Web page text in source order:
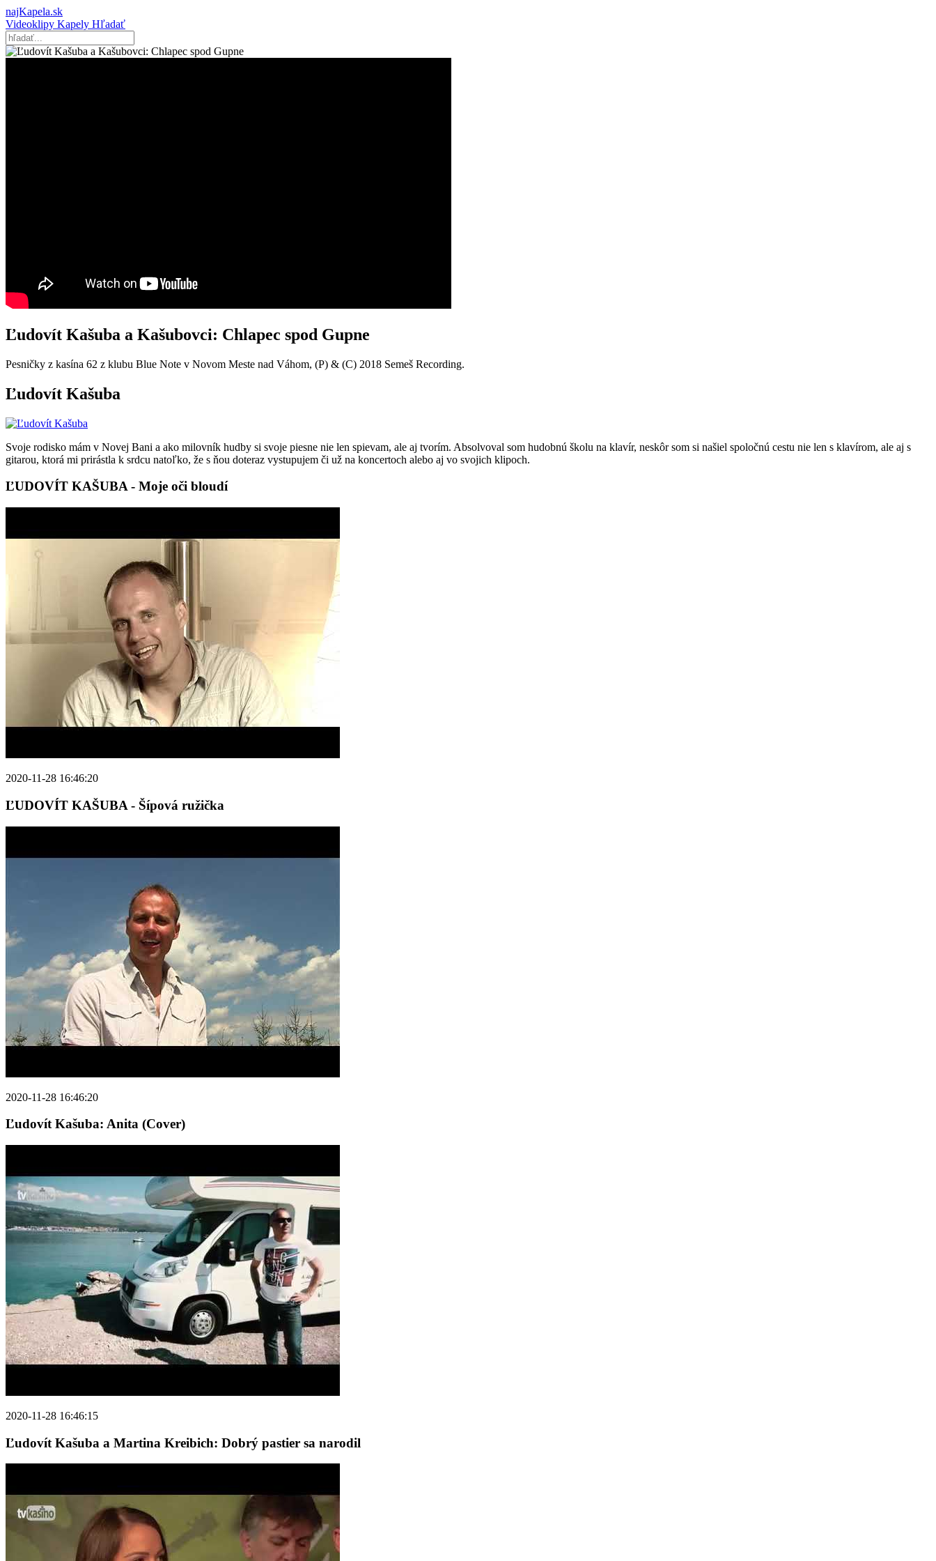
najKapela.sk
Videoklipy Kapely Hľadať
Ľudovít Kašuba a Kašubovci: Chlapec spod Gupne
Pesničky z kasína 62 z klubu Blue Note v Novom Meste nad Váhom, (P) & (C) 2018 Semeš Recording.
Ľudovít Kašuba
Svoje rodisko mám v Novej Bani a ako milovník hudby si svoje piesne nie len spievam, ale aj tvorím. Absolvoval som hudobnú školu na klavír, neskôr som si našiel spoločnú cestu nie len s klavírom, ale aj s
gitarou, ktorá mi prirástla k srdcu natoľko, že s ňou doteraz vystupujem či už na koncertoch alebo aj vo svojich klipoch.
ĽUDOVÍT KAŠUBA - Moje oči bloudí
2020-11-28 16:46:20
ĽUDOVÍT KAŠUBA - Šípová ružička
2020-11-28 16:46:20
Ľudovít Kašuba: Anita (Cover)
2020-11-28 16:46:15
Ľudovít Kašuba a Martina Kreibich: Dobrý pastier sa narodil